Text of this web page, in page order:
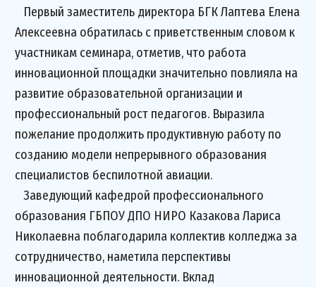
Первый заместитель директора БГК Лаптева Елена
Алексеевна обратилась с приветственным словом к
участникам семинара, отметив, что работа
инновационной площадки значительно повлияла на
развитие образовательной организации и
профессиональный рост педагогов. Выразила
пожелание продолжить продуктивную работу по
созданию модели непрерывного образования
специалистов беспилотной авиации.
Заведующий кафедрой профессионального
образования ГБПОУ ДПО НИРО Казакова Лариса
Николаевна поблагодарила коллектив колледжа за
сотрудничество, наметила перспективы
инновационной деятельности. Вклад